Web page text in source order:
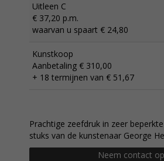
Uitleen C
€ 37,20 p.m.
waarvan u spaart € 24,80
Kunstkoop
Aanbetaling € 310,00
+ 18 termijnen van € 51,67
Prachtige zeefdruk in zeer
stuks van de kunstenaar George
Neem contact op